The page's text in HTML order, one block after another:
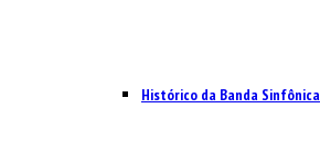
Histórico da Banda Sinfônica